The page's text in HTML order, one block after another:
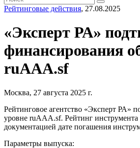
Рейтинговые действия, 27.08.2025
«Эксперт РА»
финансирования
ruAAA.sf
Москва, 27 августа 2025 г.
Рейтинговое агентство «Эксперт РА»
уровне ruAAA.sf. Рейтинг
документацией дате погашения
Параметры выпуска: